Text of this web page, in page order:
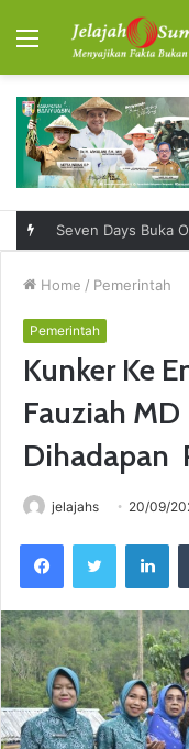
Menu
Home / Pemerintah
Pemerintah
Kunker Ke
Fauziah
Dihadapan
jelajahs 20/09/